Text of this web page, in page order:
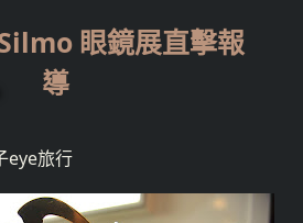
眼鏡展直擊報
導
eye旅行